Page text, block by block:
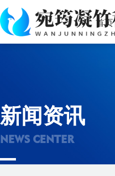
首页
新闻资讯
NEWS CENTER